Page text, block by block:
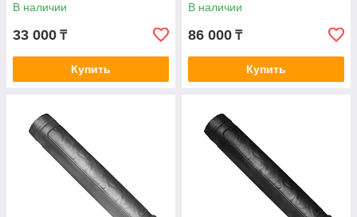
В наличии
33 000 ₸
Купить
В наличии
86 000 ₸
Купить